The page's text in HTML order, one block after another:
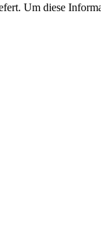
Um diese